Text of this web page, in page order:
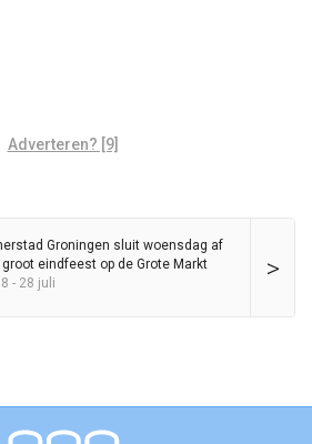
Adverteren? [9]
>
Groningen sluit woensdag af
eindfeest op de Grote Markt
- 28 juli